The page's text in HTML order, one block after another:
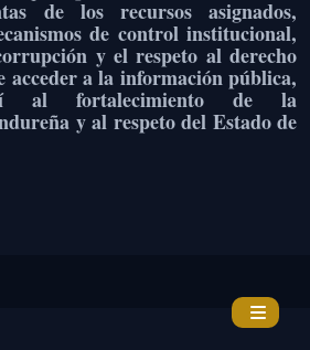
de los recursos asignados,
de control institucional,
y el respeto al derecho
acceder a la información pública,
al fortalecimiento de la
y al respeto del Estado de